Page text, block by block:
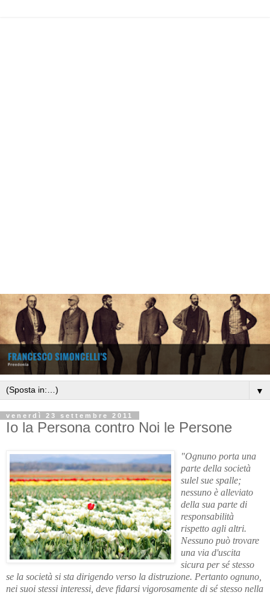
▼
venerdì 23 settembre 2011
Io la Persona contro Noi le Persone
"Ognuno porta una
parte della società
sulel sue spalle;
nessuno è alleviato
della sua parte di
responsabilità
rispetto agli altri.
Nessuno può trovare
una via d'uscita
sicura per sé stesso
se la società si sta dirigendo verso la distruzione. Pertanto ognuno,
nei suoi stessi interessi, deve fidarsi vigorosamente di sé stesso nella